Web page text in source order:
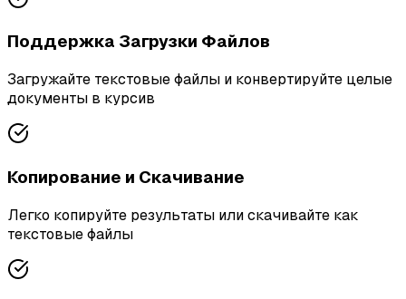
Поддержка Загрузки Файлов
Загружайте текстовые файлы и конвертируйте целые
документы в курсив
Копирование и Скачивание
Легко копируйте результаты или скачивайте как
текстовые файлы